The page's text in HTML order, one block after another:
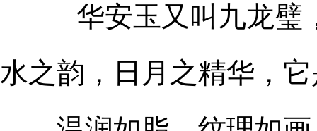
华安玉又叫九龙璧
水之韵，日月之精华，